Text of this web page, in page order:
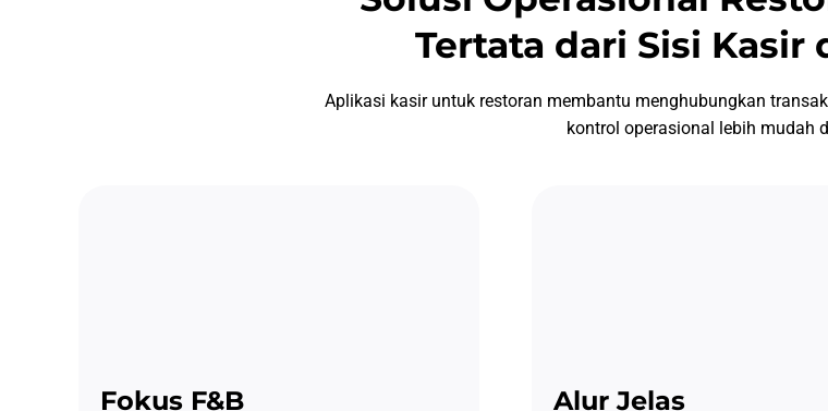
Tertata dari Sisi Kasir
Aplikasi kasir untuk restoran membantu menghubungkan
kontrol operasional lebih mudah
Fokus F&B Alur Jelas